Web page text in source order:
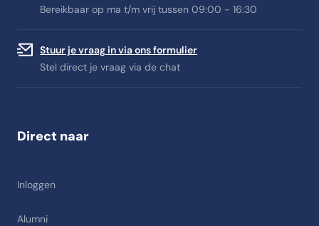
Bereikbaar op ma t/m vrij tussen 09:00 - 16:30
Stuur je vraag in via ons formulier
Stel direct je vraag via de chat
Direct naar
Inloggen
Alumni